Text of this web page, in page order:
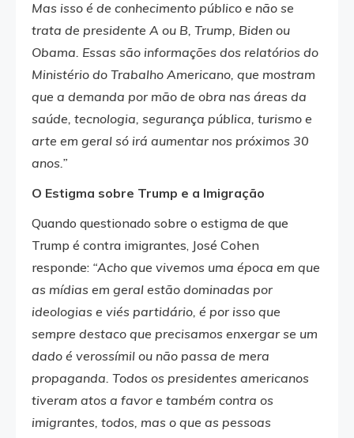
Mas isso é de conhecimento público e não se
trata de presidente A ou B, Trump, Biden ou
Obama. Essas são informações dos relatórios do
Ministério do Trabalho Americano, que mostram
que a demanda por mão de obra nas áreas da
saúde, tecnologia, segurança pública, turismo e
arte em geral só irá aumentar nos próximos 30
anos.”
O Estigma sobre Trump e a Imigração
Quando questionado sobre o estigma de que
Trump é contra imigrantes, José Cohen
responde: “Acho que vivemos uma época em que
as mídias em geral estão dominadas por
ideologias e viés partidário, é por isso que
sempre destaco que precisamos enxergar se um
dado é verossímil ou não passa de mera
propaganda. Todos os presidentes americanos
tiveram atos a favor e também contra os
imigrantes, todos, mas o que as pessoas